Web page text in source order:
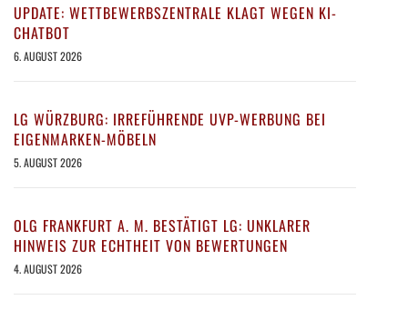
UPDATE: WETTBEWERBSZENTRALE KLAGT WEGEN KI-
CHATBOT
6. AUGUST 2026
LG WÜRZBURG: IRREFÜHRENDE UVP-WERBUNG BEI
EIGENMARKEN-MÖBELN
5. AUGUST 2026
OLG FRANKFURT A. M. BESTÄTIGT LG: UNKLARER
HINWEIS ZUR ECHTHEIT VON BEWERTUNGEN
4. AUGUST 2026